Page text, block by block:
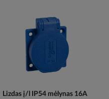
Lizdas į/l IP54 mėlynas 16A